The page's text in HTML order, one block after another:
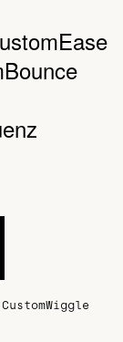
CustomWiggle